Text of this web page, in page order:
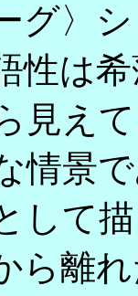
〉
性は
見え
情景
して
ら離